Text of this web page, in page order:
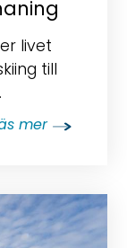
livet
till
mer